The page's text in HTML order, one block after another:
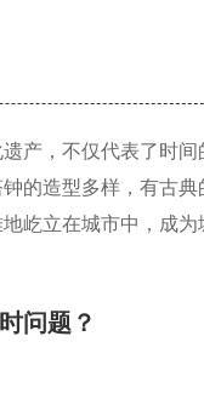
产，不仅代表了时
的造型多样，有古
屹立在城市中，成
问题？